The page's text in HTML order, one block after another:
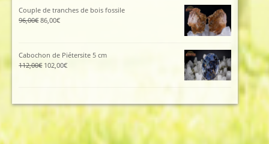
45,00€.40,00€.
Couple de tranches de bois fossile
96,00€Le
96,00€.
86,00€Le
est :
86,00€.
Cabochon de Piétersite 5 cm
112,00€ Le
112,00€.
102,00€Le
102,00€.